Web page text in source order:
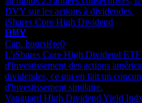
DEC 27
iShares Select Dividend
Estimé
DVY
DVY sur les actions à dividendes.
iShares Core High Dividend
HDV
Cap. boursière0
L'iShares Core High Dividend ETF
d'investissement des actions
dividendes, ce qui en fait un
d'investissement similaire.
Vanguard High Dividend Yield